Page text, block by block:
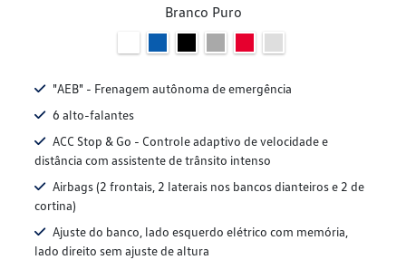
Branco Puro
"AEB" - Frenagem autônoma de emergência
6 alto-falantes
ACC Stop & Go - Controle adaptivo de velocidade e
distância com assistente de trânsito intenso
Airbags (2 frontais, 2 laterais nos bancos dianteiros e 2 de
cortina)
Ajuste do banco, lado esquerdo elétrico com memória,
lado direito sem ajuste de altura